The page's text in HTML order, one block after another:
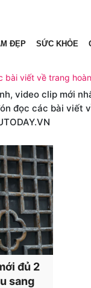
ĐẸP SỨC KHỎE
bài viết về trang
video clip mới
đọc các bài viết
đủ 2
sang